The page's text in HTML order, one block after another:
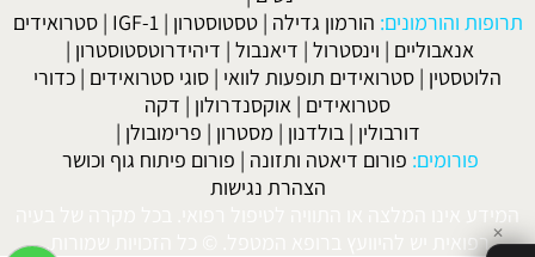
תרופות והורמונים: הורמון גדילה |טסטוסטרון |
IGF-1
|סטרואידים
אנאבוליים | וינסטרול | דיאנבול | דיהידרוטסטוסטרון |
הלוטסטין | סטרואידים תופעות לוואי | סוגי סטרואידים | כדורי
סטרואידים | אוקסנדרולון | דקה
דורבולין | בולדנון | מסטרון | פרימובולן |
פורומים: פורום דיאטה ותזונה | פורום פיתוח גוף וכושר
הצהרת נגישות
המידע אינו המלצה או התוויה לטיפול רפואי. בכל מקרה של בעיה
רפואית יש להיוועץ ברופא המטפל. © כל הזכויות שמורות. ✕